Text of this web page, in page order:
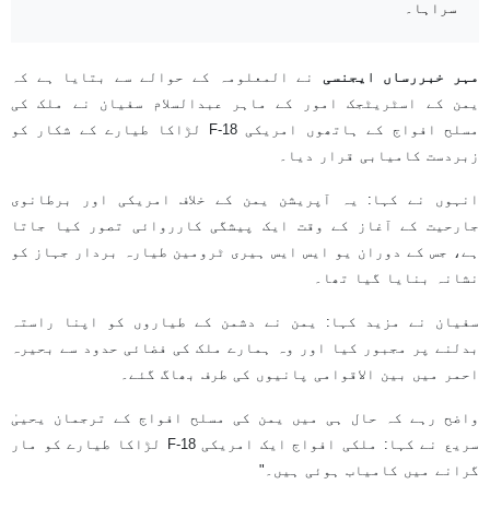
سراہا۔
مہر خبررساں ایجنسی نے المعلومہ کے حوالے سے بتایا ہے کہ
یمن کے اسٹریٹجک امور کے ماہر عبدالسلام سفیان نے ملک کی
مسلح افواج کے ہاتھوں امریکی F-18 لڑاکا طیارے کے شکار کو
زبردست کامیابی قرار دیا۔
انہوں نے کہا: یہ آپریشن یمن کے خلاف امریکی اور برطانوی
جارحیت کے آغاز کے وقت ایک پیشگی کارروائی تصور کیا جاتا
ہے، جس کے دوران یو ایس ایس ہیری ٹرومین طیارہ بردار جہاز کو
نشانہ بنایا گیا تھا۔
سفیان نے مزید کہا: یمن نے دشمن کے طیاروں کو اپنا راستہ
بدلنے پر مجبور کیا اور وہ ہمارے ملک کی فضائی حدود سے بحیرہ
احمر میں بین الاقوامی پانیوں کی طرف بھاگ گئے۔
واضح رہے کہ حال ہی میں یمن کی مسلح افواج کے ترجمان یحییٰ
سریع نے کہا: ملکی افواج ایک امریکی F-18 لڑاکا طیارے کو مار
گرانے میں کامیاب ہوئی ہیں۔"